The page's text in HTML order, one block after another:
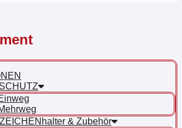
& Zubehör